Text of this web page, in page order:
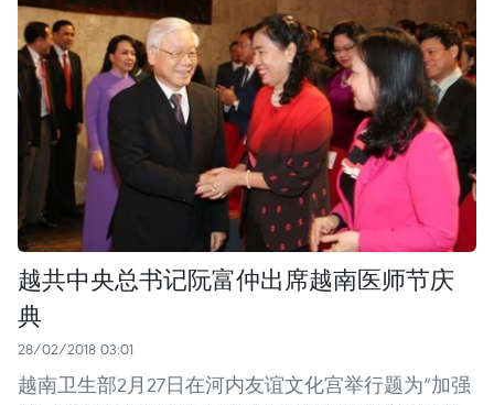
越共中央总书记阮富仲出席越南医师节庆
典
28/02/2018 03:01
越南卫生部2月27日在河内友谊文化宫举行题为“加强